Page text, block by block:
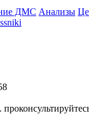
ДМС Анализы